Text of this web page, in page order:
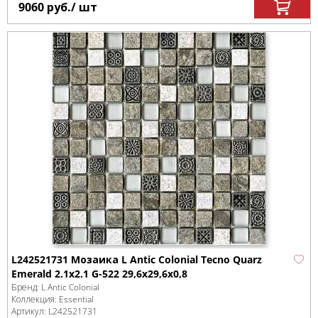
9060 руб./ шт
L242521731 Мозаика L Antic Colonial Tecno Quarz
Emerald 2.1x2.1 G-522 29,6x29,6x0,8
Бренд: L Antic Colonial
Коллекция: Essential
Артикул: L242521731